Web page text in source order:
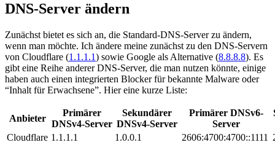
DNS-Server ändern
Zunächst bietet es sich an, die Standard-DNS-Server zu ändern,
wenn man möchte. Ich ändere meine zunächst zu den DNS-Servern
von Cloudflare (1.1.1.1) sowie Google als Alternative (8.8.8.8). Es
gibt eine Reihe anderer DNS-Server, die man nutzen könnte, einige
haben auch einen integrierten Blocker für bekannte Malware oder
“Inhalt für Erwachsene”. Hier eine kurze Liste:
Anbieter
Primärer
DNSv4-Server
Sekundärer
DNSv4-Server
Primärer DNSv6-
Server
Cloudflare 1.1.1.1 1.0.0.1 2606:4700:4700::1111